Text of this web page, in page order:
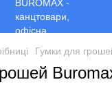
Гумки для